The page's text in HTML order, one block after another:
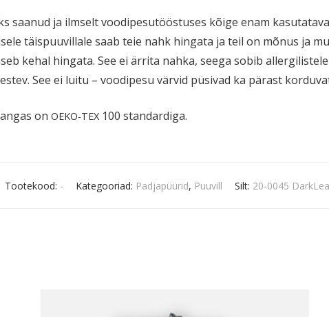
saanud ja ilmselt voodi­pe­su­töös­tuses kõige enam
täispuu­villale saab teie nahk hingata ja teil on mõnus ja
kehal hingata. See ei ärrita nahka, seega sobib
See ei luitu – voodipesu värvid püsivad ka pärast
on OEKO-TEX 100 standardiga.
Tootekood: - Kategooriad: Padjapüürid, Puuvill Silt: 20-0045